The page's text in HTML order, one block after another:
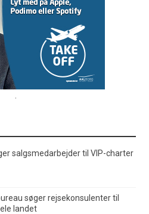
salgsmedarbejder til VIP-charter
søger rejsekonsulenter til
landet